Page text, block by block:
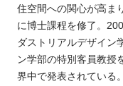
住空間への関心が高ま
に博士課程を修了。
ダストリアルデザイン
ン学部の特別客員教授
界中で発表されている